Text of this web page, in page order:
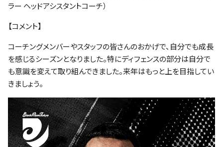
ラー ヘッドアシスタントコーチ）
【コメント】
コーチングメンバーやスタッフの皆さんのおかげで、自分でも成長
を感じるシーズンとなりました。特にディフェンスの部分は自分で
も意識を変えて取り組んできました。来年はもっと上を目指してい
きましょう。